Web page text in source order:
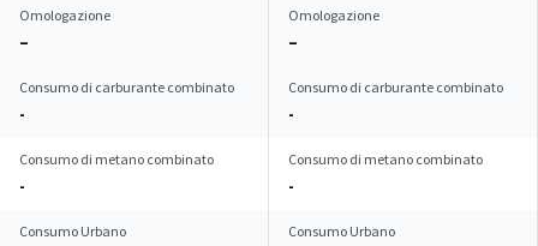
Omologazione
–
Omologazione
–
Consumo di carburante combinato
-
Consumo di carburante combinato
-
Consumo di metano combinato
-
Consumo di metano combinato
-
Consumo Urbano Consumo Urbano